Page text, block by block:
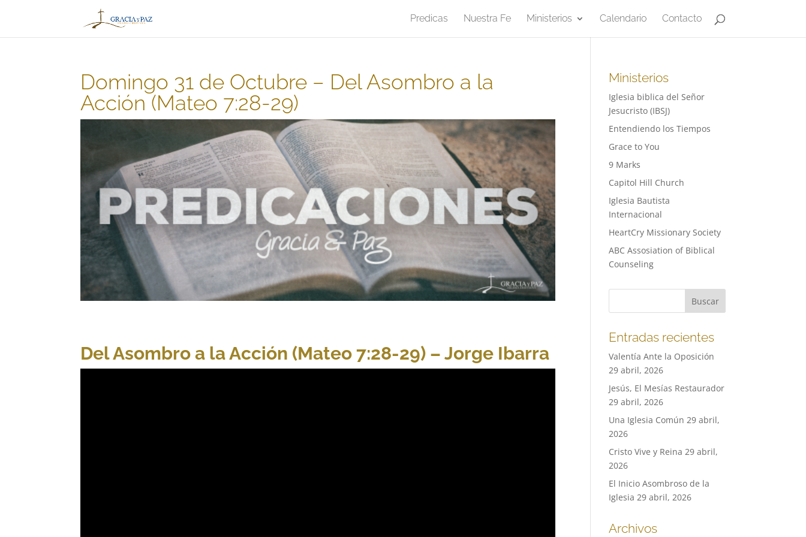
Predicas Nuestra Fe Ministerios Calendario Contacto
Domingo 31 de Octubre – Del Asombro a la
Acción (Mateo 7:28-29)
Del Asombro a la Acción (Mateo 7:28-29) – Jorge Ibarra
Ministerios
Iglesia biblica del Señor
Jesucristo (IBSJ)
Entendiendo los Tiempos
Grace to You
9 Marks
Capitol Hill Church
Iglesia Bautista
Internacional
HeartCry Missionary Society
ABC Assosiation of Biblical
Counseling
Entradas recientes
Valentía Ante la Oposición
29 abril, 2026
Jesús, El Mesías Restaurador
29 abril, 2026
Una Iglesia Común 29 abril,
2026
Cristo Vive y Reina 29 abril,
2026
El Inicio Asombroso de la
Iglesia 29 abril, 2026
Archivos